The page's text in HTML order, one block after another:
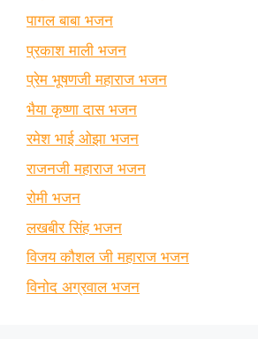
पागल बाबा भजन
प्रकाश माली भजन
प्रेम भूषणजी महाराज भजन
भैया कृष्णा दास भजन
रमेश भाई ओझा भजन
राजनजी महाराज भजन
रोमी भजन
लखबीर सिंह भजन
विजय कौशल जी महाराज भजन
विनोद अग्रवाल भजन